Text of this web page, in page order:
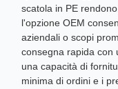
scatola in PE
l'opzione OEM
aziendali o scopi
consegna rapida con
una capacità di
minima di ordini e i